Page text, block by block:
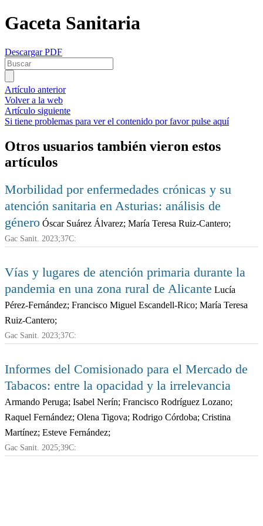
Gaceta Sanitaria
Descargar PDF
Artículo anterior
Volver a la web
Artículo siguiente
Si tiene problemas para ver el contenido por favor pulse aquí
Otros usuarios también vieron estos
artículos
Morbilidad por enfermedades crónicas y su
atención sanitaria en Asturias: análisis de
género Óscar Suárez Álvarez; María Teresa Ruiz-Cantero;
Gac Sanit. 2023;37C:
Vías y lugares de atención primaria durante la
pandemia en una zona rural de Alicante Lucía
Pérez-Fernández; Francisco Miguel Escandell-Rico; María Teresa
Ruiz-Cantero;
Gac Sanit. 2023;37C:
Informes del Comisionado para el Mercado de
Tabacos: entre la opacidad y la irrelevancia
Armando Peruga; Isabel Nerín; Francisco Rodríguez Lozano;
Raquel Fernández; Olena Tigova; Rodrigo Córdoba; Cristina
Martínez; Esteve Fernández;
Gac Sanit. 2025;39C: